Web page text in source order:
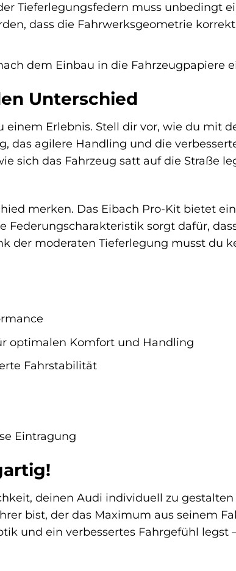
Tieferlegungsfedern muss unbedingt
dass die Fahrwerksgeometrie
dem Einbau in die Fahrzeugpapiere
Unterschied
einem Erlebnis. Stell dir vor, wie du mit
das agilere Handling und die
sich das Fahrzeug satt auf die Straße
merken. Das Eibach Pro-Kit bietet
Federungscharakteristik sorgt dafür,
der moderaten Tieferlegung musst du
optimalen Komfort und Handling
Fahrstabilität
Eintragung
deinen Audi individuell zu
bist, der das Maximum aus seinem
und ein verbessertes Fahrgefühl legst